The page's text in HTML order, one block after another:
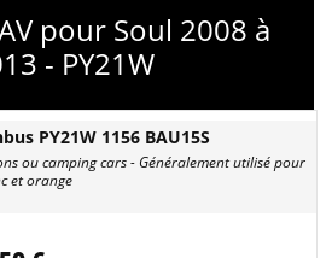
pour Soul 2008 à
- PY21W
PY21W 1156 BAU15S
ou camping cars - Généralement utilisé pour
et orange